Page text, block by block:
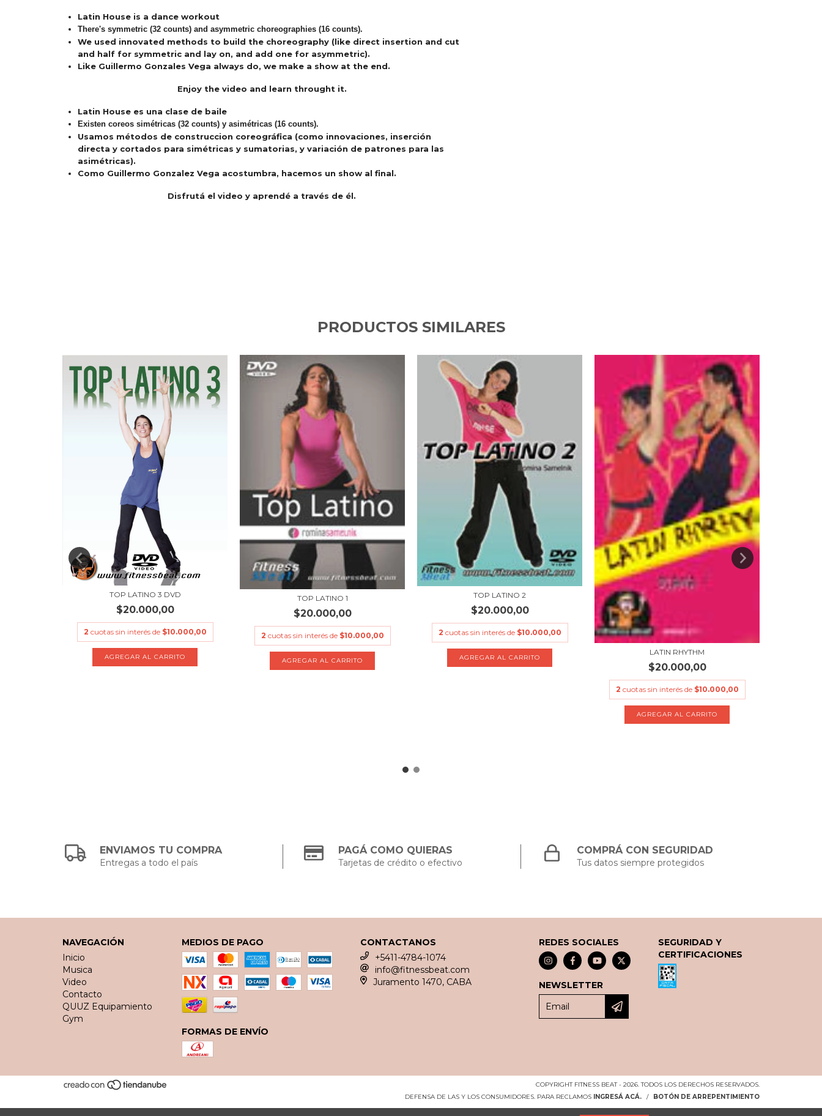
Latin House is a dance workout
There's symmetric (32 counts) and asymmetric choreographies (16 counts).
We used innovated methods to build the choreography (like direct insertion and cut
and half for symmetric and lay on, and add one for asymmetric).
Like Guillermo Gonzales Vega always do, we make a show at the end.
Enjoy the video and learn throught it.
Latin House es una clase de baile
Existen coreos simétricas (32 counts) y asimétricas (16 counts).
Usamos métodos de construccion coreográfica (como innovaciones, inserción
directa y cortados para simétricas y sumatorias, y variación de patrones para las
asimétricas).
Como Guillermo Gonzalez Vega acostumbra, hacemos un show al final.
Disfrutá el video y aprendé a través de él.
PRODUCTOS SIMILARES
TOP LATINO 3 DVD
$20.000,00
2 cuotas sin interés de $10.000,00
TOP LATINO 1
$20.000,00
2 cuotas sin interés de $10.000,00
TOP LATINO 2
$20.000,00
2 cuotas sin interés de $10.000,00
LATIN RHYTHM
$20.000,00
2 cuotas sin interés de $10.000,00
ENVIAMOS TU COMPRA
Entregas a todo el país
PAGÁ COMO QUIERAS
Tarjetas de crédito o efectivo
COMPRÁ CON SEGURIDAD
Tus datos siempre protegidos
NAVEGACIÓN
Inicio
Musica
Video
Contacto
QUUZ Equipamiento
Gym
MEDIOS DE PAGO
FORMAS DE ENVÍO
CONTACTANOS
+5411-4784-1074
info@fitnessbeat.com
Juramento 1470, CABA
REDES SOCIALES
NEWSLETTER
SEGURIDAD Y
CERTIFICACIONES
COPYRIGHT FITNESS BEAT - 2026. TODOS LOS DERECHOS RESERVADOS.
DEFENSA DE LAS Y LOS CONSUMIDORES. PARA RECLAMOS
INGRESÁ ACÁ. / BOTÓN DE ARREPENTIMIENTO